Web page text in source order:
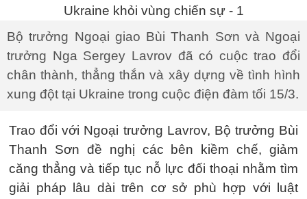
Bộ trưởng Ngoại giao Bùi Thanh Sơn và Ngoại
trưởng Nga Sergey Lavrov đã có cuộc trao đổi
chân thành, thẳng thắn và xây dựng về tình hình
xung đột tại Ukraine trong cuộc điện đàm tối 15/3.
Trao đổi với Ngoại trưởng Lavrov, Bộ trưởng Bùi
Thanh Sơn đề nghị các bên kiềm chế, giảm
căng thẳng và tiếp tục nỗ lực đối thoại nhằm tìm
giải pháp lâu dài trên cơ sở phù hợp với luật